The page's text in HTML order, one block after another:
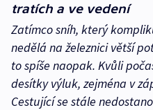
tratích a ve vedení
Zatímco sníh, který
nedělá na železnici větší
to spíše naopak. Kvůli
desítky výluk, zejména v
Cestující se stále